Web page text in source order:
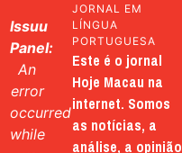
Issuu
Panel:
An
error
occurred
while
JORNAL EM
LÍNGUA
PORTUGUESA
Este é o jornal
Hoje Macau na
internet. Somos
as notícias, a
análise, a opinião